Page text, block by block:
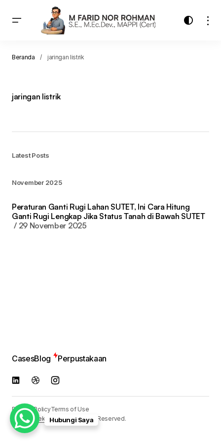
Beranda jaringan listrik
jaringan listrik
Latest Posts
November 2025
Peraturan Ganti Rugi Lahan SUTET, Ini Cara Hitung
Ganti Rugi Lengkap Jika Status Tanah di Bawah SUTET
29 November 2025
CasesBlog Perpustakaan
Privacy PolicyTerms of Use
© 2024 Reka Media. All Rights Reserved.
Hubungi Saya